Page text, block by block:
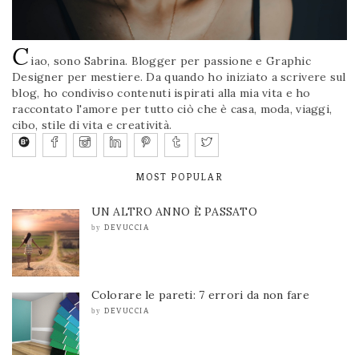
Ciao, sono Sabrina. Blogger per passione e Graphic
Designer per mestiere. Da quando ho iniziato a scrivere sul
blog, ho condiviso contenuti ispirati alla mia vita e ho
raccontato l'amore per tutto ciò che è casa, moda, viaggi,
cibo, stile di vita e creatività.
MOST POPULAR
UN ALTRO ANNO È PASSATO
by DEVUCCIA
Colorare le pareti: 7 errori da non fare
by DEVUCCIA